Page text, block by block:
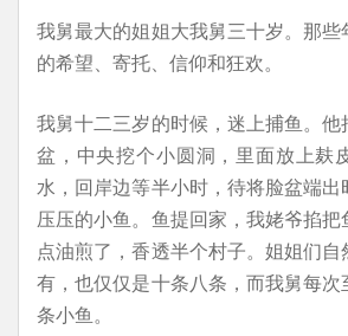
我舅最大的姐姐大我舅三十岁。那
的希望、寄托、信仰和狂欢。
我舅十二三岁的时候，迷上捕鱼。
盆，中央挖个小圆洞，里面放上麸
水，回岸边等半小时，待将脸盆端
压压的小鱼。鱼提回家，我姥爷掐
点油煎了，香透半个村子。姐姐们
有，也仅仅是十条八条，而我舅每
条小鱼。